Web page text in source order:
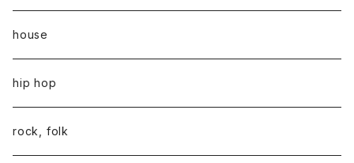
house
hip hop
rock, folk